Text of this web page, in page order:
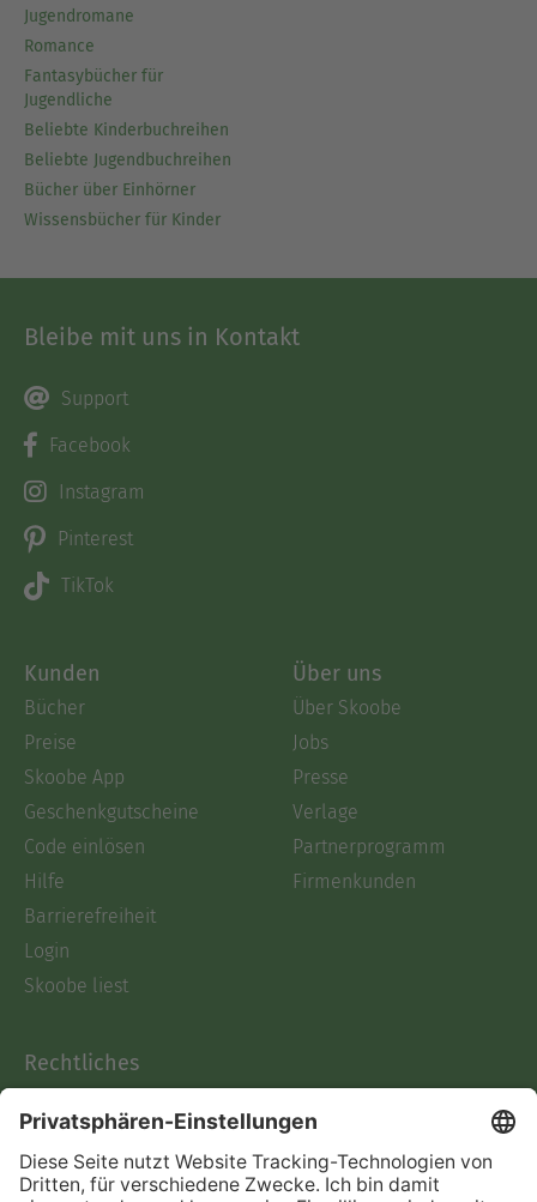
Jugendromane
Romance
Fantasybücher für
Jugendliche
Beliebte Kinderbuchreihen
Beliebte Jugendbuchreihen
Bücher über Einhörner
Wissensbücher für Kinder
Bleibe mit uns in Kontakt
Support
Facebook
Instagram
Pinterest
TikTok
Kunden
Bücher
Preise
Skoobe App
Geschenkgutscheine
Code einlösen
Hilfe
Barrierefreiheit
Login
Skoobe liest
Über uns
Über Skoobe
Jobs
Presse
Verlage
Partnerprogramm
Firmenkunden
Rechtliches
AGB
Informationen nach Data
Act